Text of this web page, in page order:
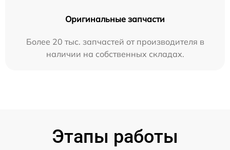
Оригинальные запчасти
Более 20 тыс. запчастей от производителя в
наличии на собственных складах.
Этапы работы